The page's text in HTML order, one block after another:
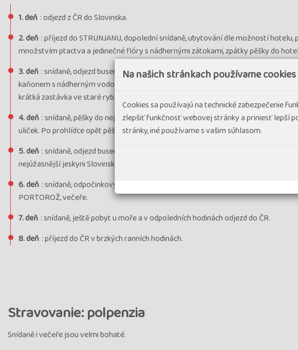
1. deň : odjezd z ČR do Slovinska.
2. deň : příjezd do STRUNJANU, dopolední snídaně, ubytování dle možností hotelu,
množstvím ptactva a jedinečné flóry s nádhernými zátokami, zpátky pěšky do
3. deň : snídaně, odjezd busem do ŠKOCJANU, prohlídka vyhlášené vápencové
kaňonem s nádherným vodopádem. Potom se přesuneme jen pár kilometrů do
krátká zastávka ve staré rybářské vesničce IZOLA, kde navštívíme kostel sv. Maura
4. deň : snídaně, pěšky do nejhezčího města slovinské Riviéry - PIRAN,
uliček. Po prohlídce opět pěšky do hotelu či fakultativně místním busem, odpočinek
5. deň : snídaně, odjezd busem na prohlídku POSTOJNSKÉ JESKYNĚ, kde již od
nejúžasnější jeskyni Slovinska. Poté přejedeme k hradu PREDJAMSKI HRAD,
6. deň : snídaně, odpočinkový den s koupáním v moři. Fakultativně možnost
PORTOROŽ, večeře.
7. deň : snídaně, ještě pobyt u moře a v odpoledních hodinách odjezd do ČR.
8. deň : příjezd do ČR v brzkých ranních hodinách.
Stravovanie: polpenzia
Snídaně i večeře jsou velmi bohaté.
Na našich stránkach používame cookies
Cookies sa používajú na technické zabezpečenie
zlepšiť funkčnosť webovej stránky a priniesť lepší
stránky, iné používame s vašim súhlasom.